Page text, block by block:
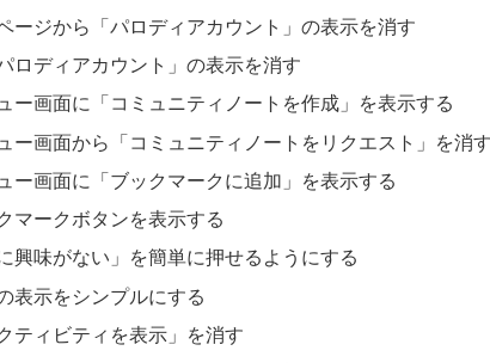
ージから「パロディアカウント」の表示を消す
ロディアカウント」の表示を消す
ー画面に「コミュニティノートを作成」を表示する
ー画面から「コミュニティノートをリクエスト」を消す
ー画面に「ブックマークに追加」を表示する
マークボタンを表示する
興味がない」を簡単に押せるようにする
表示をシンプルにする
ティビティを表示」を消す